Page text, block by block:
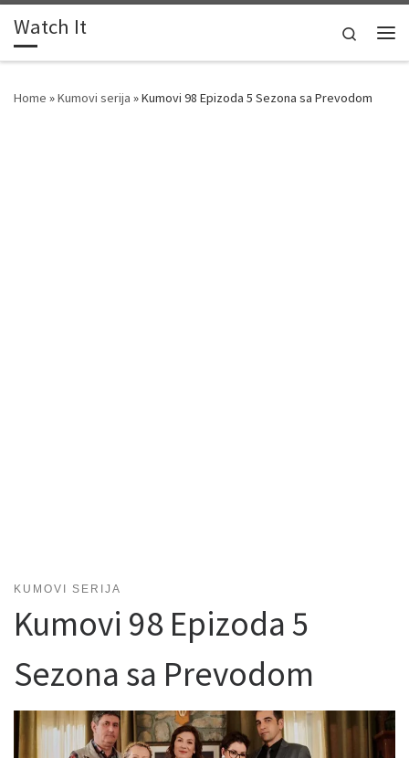
Skip to content
Watch It
Search
Home »Kumovi serija »Kumovi 98 Epizoda 5 Sezona sa Prevodom
KUMOVI SERIJA
Kumovi 98 Epizoda 5
Sezona sa Prevodom